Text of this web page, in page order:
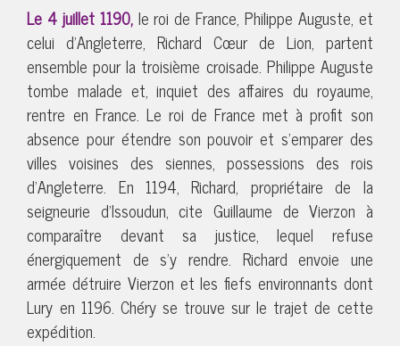
Le 4 juillet 1190, le roi de France, Philippe Auguste, et
celui d’Angleterre, Richard Cœur de Lion, partent
ensemble pour la troisième croisade. Philippe Auguste
tombe malade et, inquiet des affaires du royaume,
rentre en France. Le roi de France met à profit son
absence pour étendre son pouvoir et s’emparer des
villes voisines des siennes, possessions des rois
d’Angleterre. En 1194, Richard, propriétaire de la
seigneurie d’Issoudun, cite Guillaume de Vierzon à
comparaître devant sa justice, lequel refuse
énergiquement de s’y rendre. Richard envoie une
armée détruire Vierzon et les fiefs environnants dont
Lury en 1196. Chéry se trouve sur le trajet de cette
expédition.